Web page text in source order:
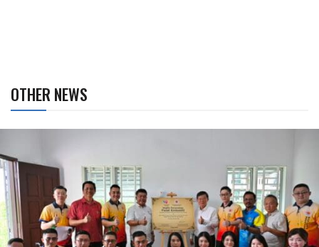
OTHER NEWS